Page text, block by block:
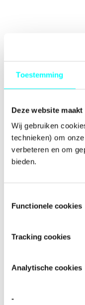
Toestemming
Deze website
Wij gebruiken
technieken) om
verbeteren en om
bieden.
Functionele cookies
Tracking cookies
Analytische cookies
-